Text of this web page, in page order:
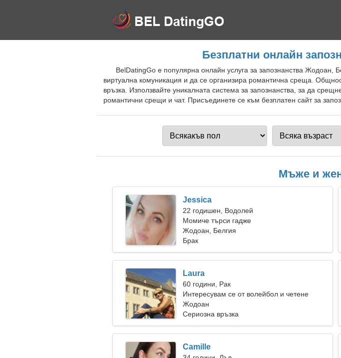
Безплатни онлайн
BelDatingGo е популярна онлайн услуга за запознанства
виртуална комуникация и да се организира романтична среща.
връзка. Използвайте уникалната система за запознанства, за да
романтични срещи и чат. Присъединете се към безплатен сайт за
Мъже и
Jessica
22 годишен, Водолей
Момиче търси гадже
Жодоан, Белгия
Брак
Laura
60 години, Рак
Интересувам се от волейбол и четене
Жодоан
Сериозна връзка
Camille